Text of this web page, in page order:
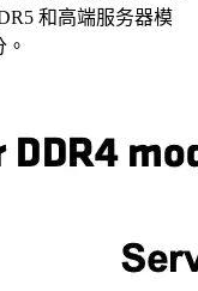
和高端服务器模